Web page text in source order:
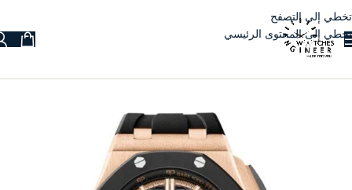
تخطي إلى التصفح
تخطي إلى المحتوى الرئيسي